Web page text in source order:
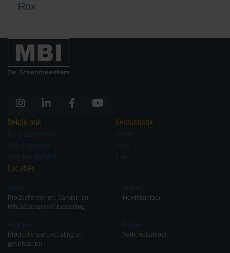
Rox
Bekijk ook
Duurzaamheid
Tuininspiratie
Werken bij MBI
Kennisbank
Gevel
Infra
Tuin
Locaties
Aalst
Productie stenen, banden en
klimaatadaptieve bestrating
Kampen
Productie sierbestrating en
gevelstenen
Veghel
Hoofdkantoor
België
Verkoopkantoor